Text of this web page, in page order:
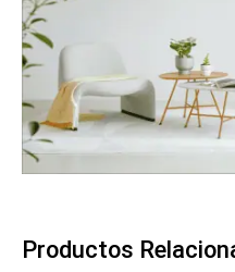
Productos